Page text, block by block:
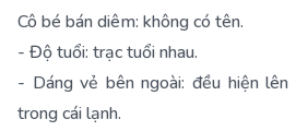
Cô bé bán diêm: không có tên.
- Độ tuổi: trạc tuổi nhau.
- Dáng vẻ bên ngoài: đều hiện
trong cái lạnh.